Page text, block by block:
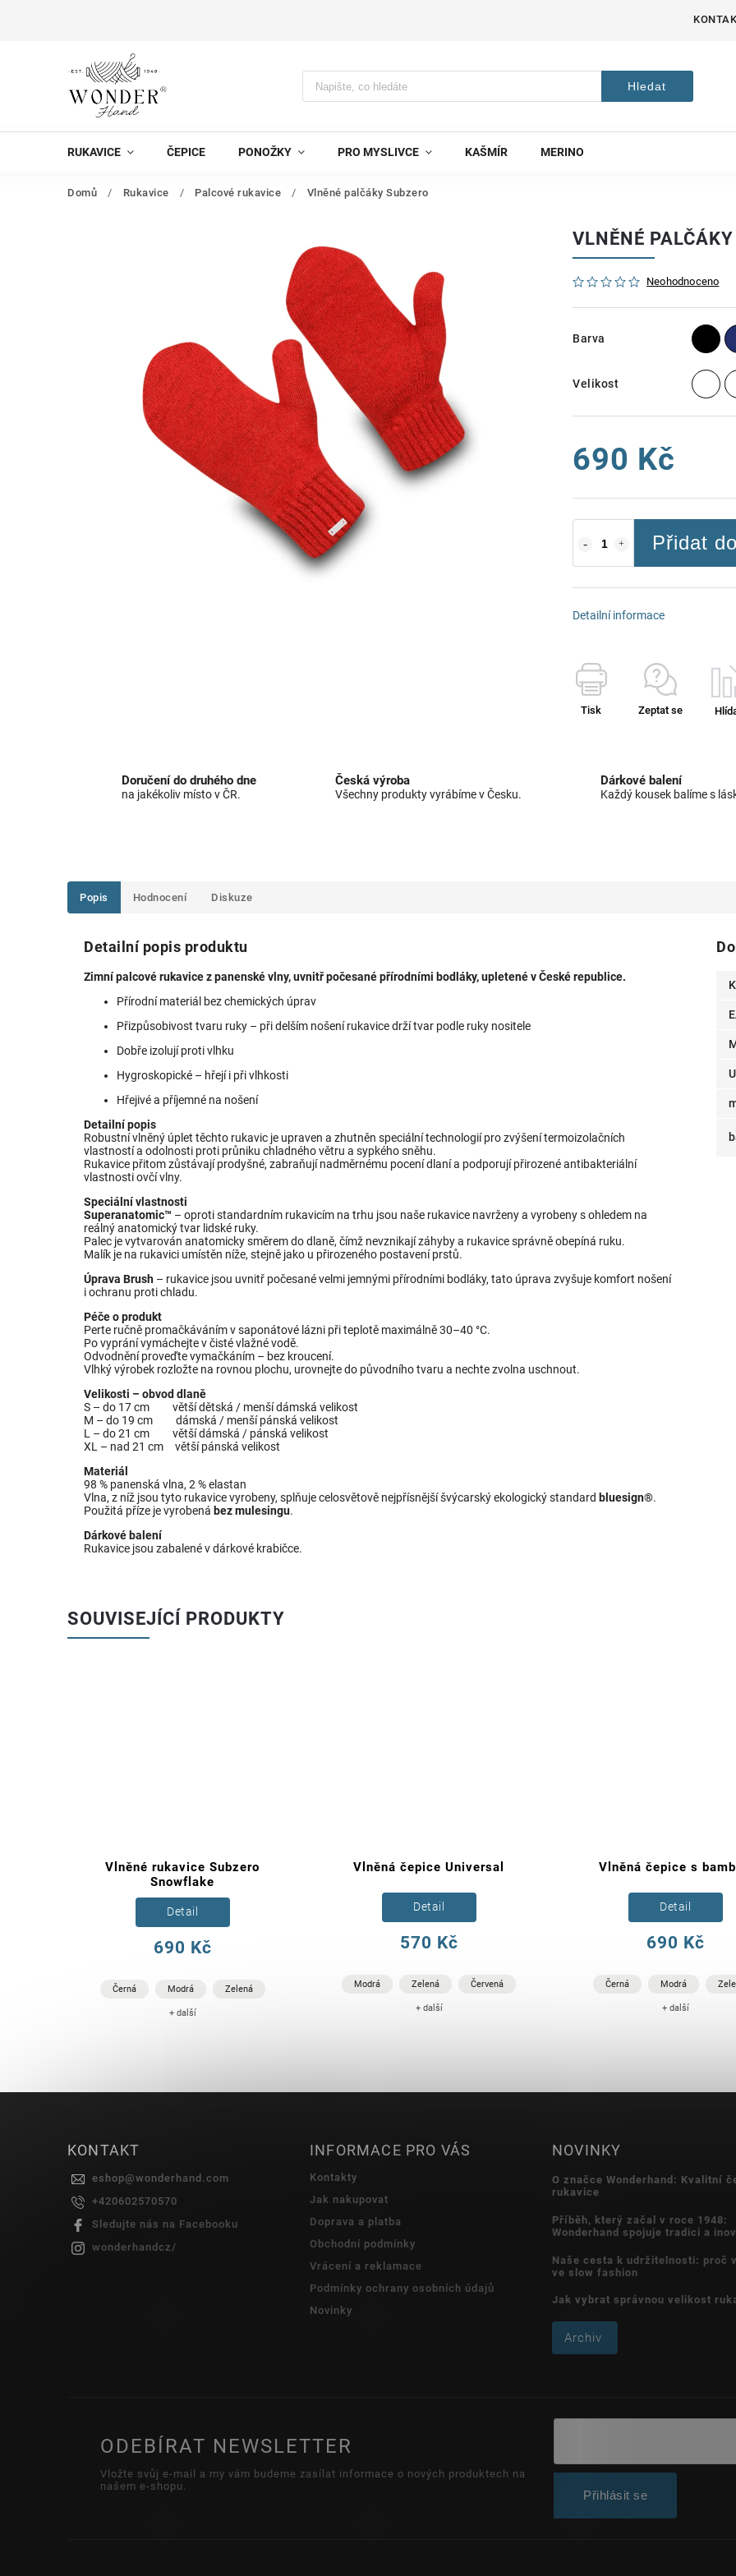
Hledat
RUKAVICE ČEPICE PONOŽKY PRO MYSLIVCE KAŠMÍR MERINO
Domů / Rukavice / Palcové rukavice / Vlněné palčáky Subzero
VLNĚNÉ
Neohodnoceno
Barva
Velikost
690 Kč
Přidat
Detailní informace
Tisk Zeptat se
Doručení do druhého dne
na jakékoliv místo v ČR.
Česká výroba
Všechny produkty vyrábíme v Česku.
Dárkové balení
Každý kousek balíme s
Popis Hodnocení Diskuze
Detailní popis produktu
Zimní palcové rukavice z panenské vlny, uvnitř počesané přírodními bodláky, upletené v České republice.
Přírodní materiál bez chemických úprav
Přizpůsobivost tvaru ruky – při delším nošení rukavice drží tvar podle ruky nositele
Dobře izolují proti vlhku
Hygroskopické – hřejí i při vlhkosti
Hřejivé a příjemné na nošení
Detailní popis
Robustní vlněný úplet těchto rukavic je upraven a zhutněn speciální technologií pro zvýšení termoizolačních
vlastností a odolnosti proti průniku chladného větru a sypkého sněhu.
Rukavice přitom zůstávají prodyšné, zabraňují nadměrnému pocení dlaní a podporují přirozené antibakteriální
vlastnosti ovčí vlny.
Speciální vlastnosti
Superanatomic™ – oproti standardním rukavicím na trhu jsou naše rukavice navrženy a vyrobeny s ohledem na
reálný anatomický tvar lidské ruky.
Palec je vytvarován anatomicky směrem do dlaně, čímž nevznikají záhyby a rukavice správně obepíná ruku.
Malík je na rukavici umístěn níže, stejně jako u přirozeného postavení prstů.
Úprava Brush – rukavice jsou uvnitř počesané velmi jemnými přírodními bodláky, tato úprava zvyšuje komfort nošení
i ochranu proti chladu.
Péče o produkt
Perte ručně promačkáváním v saponátové lázni při teplotě maximálně 30–40 °C.
Po vyprání vymáchejte v čisté vlažné vodě.
Odvodnění proveďte vymačkáním – bez kroucení.
Vlhký výrobek rozložte na rovnou plochu, urovnejte do původního tvaru a nechte zvolna uschnout.
Velikosti – obvod dlaně
S – do 17 cm větší dětská / menší dámská velikost
M – do 19 cm dámská / menší pánská velikost
L – do 21 cm větší dámská / pánská velikost
XL – nad 21 cm větší pánská velikost
Materiál
98 % panenská vlna, 2 % elastan
Vlna, z níž jsou tyto rukavice vyrobeny, splňuje celosvětově nejpřísnější švýcarský ekologický standard bluesign®.
Použitá příze je vyrobená bez mulesingu.
Dárkové balení
Rukavice jsou zabalené v dárkové krabičce.
SOUVISEJÍCÍ PRODUKTY
Vlněné rukavice Subzero
Snowflake
690 Kč
Detail
Černá Modrá Zelená
+ další
Vlněná čepice Universal
570 Kč
Detail
Modrá Zelená Červená
+ další
Vlněná čepice s
690 Kč
Detail
Černá Modrá
+ další
KONTAKT
eshop@wonderhand.com
+420602570570
Sledujte nás na Facebooku
wonderhandcz/
INFORMACE PRO VÁS
Kontakty
Jak nakupovat
Doprava a platba
Obchodní podmínky
Vrácení a reklamace
Podmínky ochrany osobních údajů
Novinky
NOVINKY
O značce Wonderhand: Kvalitní
rukavice
Příběh, který začal v roce 1948:
Wonderhand spojuje tradici a
Naše cesta k udržitelnosti: proč
ve slow fashion
Jak vybrat správnou velikost
Archiv
ODEBÍRAT NEWSLETTER
Vložte svůj e-mail a my vám budeme zasílat informace o nových produktech na
našem e-shopu.
Přihlásit se